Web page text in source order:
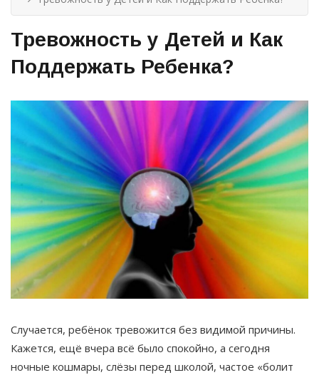
Тревожность у Детей и Как
Поддержать Ребенка?
Случается, ребёнок тревожится без видимой причины.
Кажется, ещё вчера всё было спокойно, а сегодня
ночные кошмары, слёзы перед школой, частое «болит